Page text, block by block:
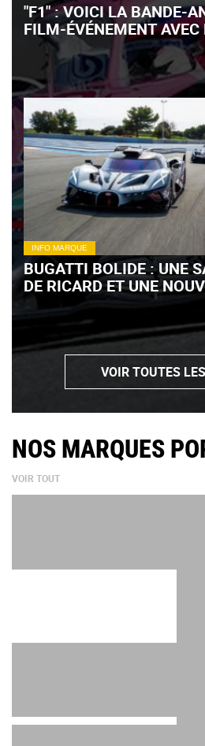
"F1" : VOICI LA BANDE-
FILM-ÉVÉNEMENT
VIDÉO)
INFO MARQUE
BUGATTI BOLIDE : UNE
DE RICARD ET UNE
VIDÉO)
VOIR TOUTES
NOS MARQUES
VOIR TOUT